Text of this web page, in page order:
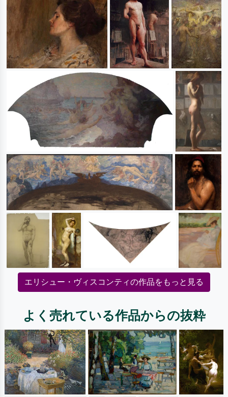
エリシュー・ヴィスコンティの作品をもっと見る
よく売れている作品からの抜粋